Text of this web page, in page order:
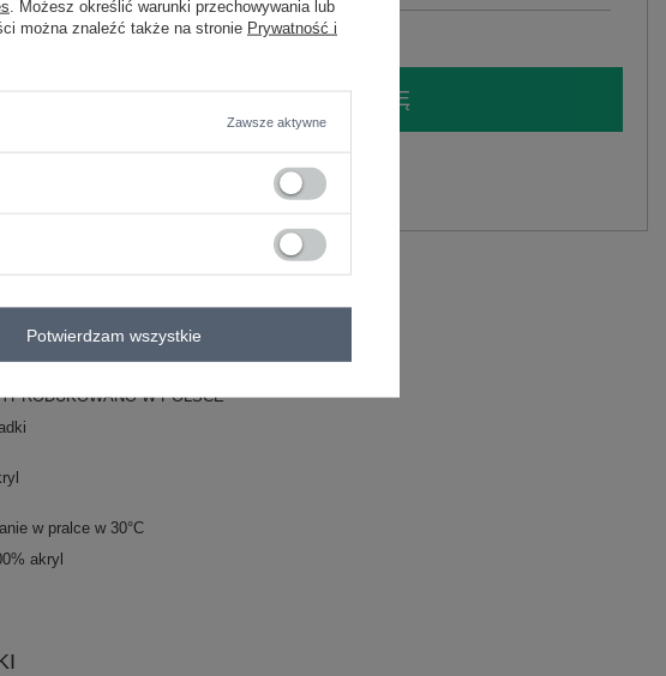
Zobacz wszystkie kolory (+5)
ZALOGUJ SIĘ I ZOBACZ CENĘ
CZ-50.25
PARIS
W POLSCE
w pralce w 30°C
akryl
. Możesz określić warunki przechowywania lub
można znaleźć także na stronie Prywatność i
Zawsze aktywne
Potwierdzam wszystkie